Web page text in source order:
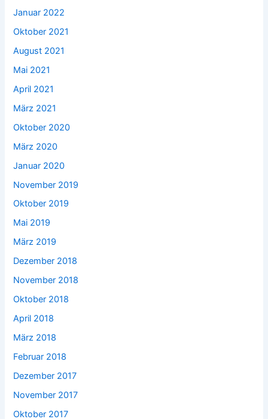
Januar 2022
Oktober 2021
August 2021
Mai 2021
April 2021
März 2021
Oktober 2020
März 2020
Januar 2020
November 2019
Oktober 2019
Mai 2019
März 2019
Dezember 2018
November 2018
Oktober 2018
April 2018
März 2018
Februar 2018
Dezember 2017
November 2017
Oktober 2017